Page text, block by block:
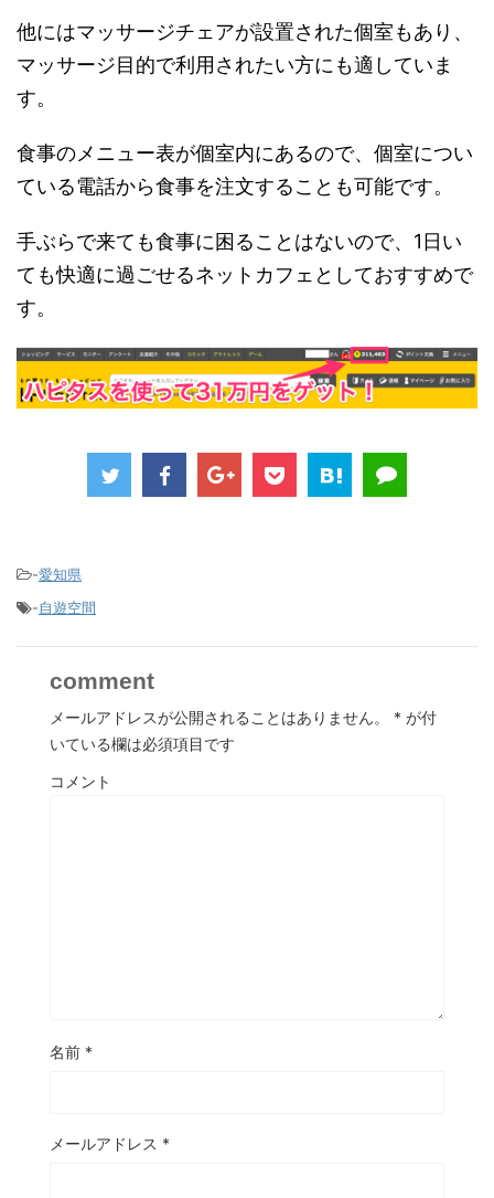
他にはマッサージチェアが設置された個室もあり、
マッサージ目的で利用されたい方にも適していま
す。
食事のメニュー表が個室内にあるので、個室につい
ている電話から食事を注文することも可能です。
手ぶらで来ても食事に困ることはないので、1日い
ても快適に過ごせるネットカフェとしておすすめで
す。
-愛知県
-自遊空間
comment
メールアドレスが公開されることはありません。 * が付
いている欄は必須項目です
コメント
名前 *
メールアドレス *